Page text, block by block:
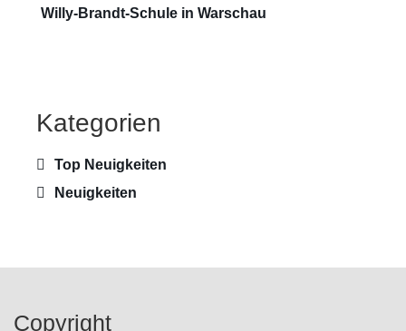
Willy-Brandt-Schule in Warschau
Kategorien
Top Neuigkeiten
Neuigkeiten
Copyright